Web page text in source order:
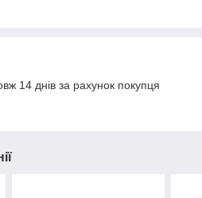
14 днів за рахунок покупця